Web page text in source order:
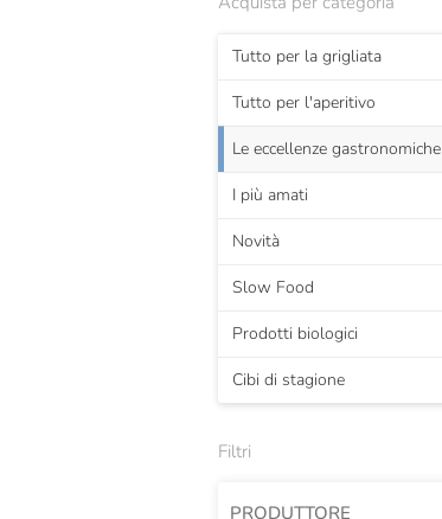
Tutto per la grigliata
Tutto per l'aperitivo
Le eccellenze gastronomiche
I più amati
Novità
Slow Food
Prodotti biologici
Cibi di stagione
Filtri
PRODUTTORE